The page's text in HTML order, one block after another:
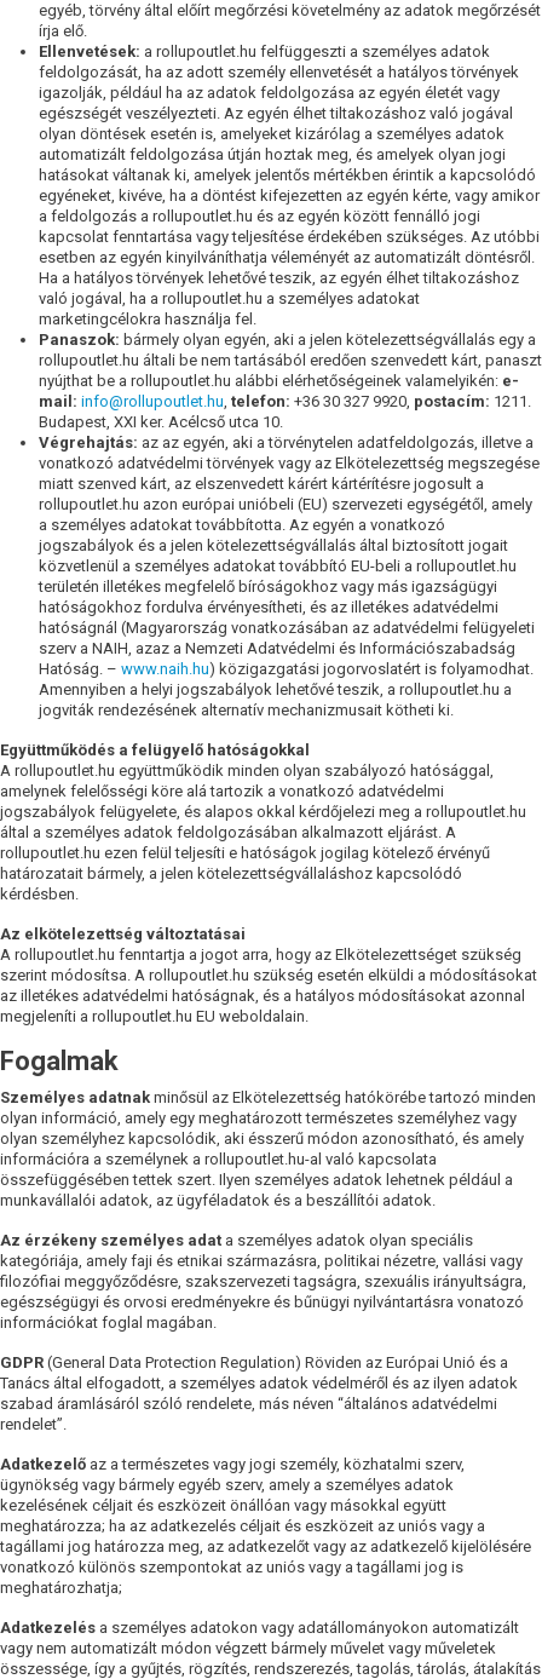
egyéb, törvény által előírt megőrzési követelmény az adatok megőrzését
írja elő.
Ellenvetések: a rollupoutlet.hu felfüggeszti a személyes adatok
feldolgozását, ha az adott személy ellenvetését a hatályos törvények
igazolják, például ha az adatok feldolgozása az egyén életét vagy
egészségét veszélyezteti. Az egyén élhet tiltakozáshoz való jogával
olyan döntések esetén is, amelyeket kizárólag a személyes adatok
automatizált feldolgozása útján hoztak meg, és amelyek olyan jogi
hatásokat váltanak ki, amelyek jelentős mértékben érintik a kapcsolódó
egyéneket, kivéve, ha a döntést kifejezetten az egyén kérte, vagy amikor
a feldolgozás a rollupoutlet.hu és az egyén között fennálló jogi
kapcsolat fenntartása vagy teljesítése érdekében szükséges. Az utóbbi
esetben az egyén kinyilváníthatja véleményét az automatizált döntésről.
Ha a hatályos törvények lehetővé teszik, az egyén élhet tiltakozáshoz
való jogával, ha a rollupoutlet.hu a személyes adatokat
marketingcélokra használja fel.
Panaszok: bármely olyan egyén, aki a jelen kötelezettségvállalás egy a
rollupoutlet.hu általi be nem tartásából eredően szenvedett kárt, panaszt
nyújthat be a rollupoutlet.hu alábbi elérhetőségeinek valamelyikén: e-
mail: info@rollupoutlet.hu, telefon: +36 30 327 9920, postacím: 1211.
Budapest, XXI ker. Acélcső utca 10.
Végrehajtás: az az egyén, aki a törvénytelen adatfeldolgozás, illetve a
vonatkozó adatvédelmi törvények vagy az Elkötelezettség megszegése
miatt szenved kárt, az elszenvedett kárért kártérítésre jogosult a
rollupoutlet.hu azon európai unióbeli (EU) szervezeti egységétől, amely
a személyes adatokat továbbította. Az egyén a vonatkozó
jogszabályok és a jelen kötelezettségvállalás által biztosított jogait
közvetlenül a személyes adatokat továbbító EU-beli a rollupoutlet.hu
területén illetékes megfelelő bíróságokhoz vagy más igazságügyi
hatóságokhoz fordulva érvényesítheti, és az illetékes adatvédelmi
hatóságnál (Magyarország vonatkozásában az adatvédelmi felügyeleti
szerv a NAIH, azaz a Nemzeti Adatvédelmi és Információszabadság
Hatóság. – www.naih.hu) közigazgatási jogorvoslatért is folyamodhat.
Amennyiben a helyi jogszabályok lehetővé teszik, a rollupoutlet.hu a
jogviták rendezésének alternatív mechanizmusait kötheti ki.
Együttműködés a felügyelő hatóságokkal
A rollupoutlet.hu együttműködik minden olyan szabályozó hatósággal,
amelynek felelősségi köre alá tartozik a vonatkozó adatvédelmi
jogszabályok felügyelete, és alapos okkal kérdőjelezi meg a rollupoutlet.hu
által a személyes adatok feldolgozásában alkalmazott eljárást. A
rollupoutlet.hu ezen felül teljesíti e hatóságok jogilag kötelező érvényű
határozatait bármely, a jelen kötelezettségvállaláshoz kapcsolódó
kérdésben.
Az elkötelezettség változtatásai
A rollupoutlet.hu fenntartja a jogot arra, hogy az Elkötelezettséget szükség
szerint módosítsa. A rollupoutlet.hu szükség esetén elküldi a módosításokat
az illetékes adatvédelmi hatóságnak, és a hatályos módosításokat azonnal
megjeleníti a rollupoutlet.hu EU weboldalain.
Fogalmak
Személyes adatnak minősül az Elkötelezettség hatókörébe tartozó minden
olyan információ, amely egy meghatározott természetes személyhez vagy
olyan személyhez kapcsolódik, aki ésszerű módon azonosítható, és amely
információra a személynek a rollupoutlet.hu-al való kapcsolata
összefüggésében tettek szert. Ilyen személyes adatok lehetnek például a
munkavállalói adatok, az ügyféladatok és a beszállítói adatok.
Az érzékeny személyes adat a személyes adatok olyan speciális
kategóriája, amely faji és etnikai származásra, politikai nézetre, vallási vagy
filozófiai meggyőződésre, szakszervezeti tagságra, szexuális irányultságra,
egészségügyi és orvosi eredményekre és bűnügyi nyilvántartásra vonatozó
információkat foglal magában.
GDPR (General Data Protection Regulation) Röviden az Európai Unió és a
Tanács által elfogadott, a személyes adatok védelméről és az ilyen adatok
szabad áramlásáról szóló rendelete, más néven “általános adatvédelmi
rendelet”.
Adatkezelő az a természetes vagy jogi személy, közhatalmi szerv,
ügynökség vagy bármely egyéb szerv, amely a személyes adatok
kezelésének céljait és eszközeit önállóan vagy másokkal együtt
meghatározza; ha az adatkezelés céljait és eszközeit az uniós vagy a
tagállami jog határozza meg, az adatkezelőt vagy az adatkezelő kijelölésére
vonatkozó különös szempontokat az uniós vagy a tagállami jog is
meghatározhatja;
Adatkezelés a személyes adatokon vagy adatállományokon automatizált
vagy nem automatizált módon végzett bármely művelet vagy műveletek
összessége, így a gyűjtés, rögzítés, rendszerezés, tagolás, tárolás, átalakítás